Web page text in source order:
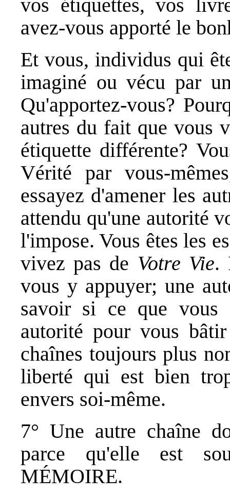
vos étiquettes, vos
avez-vous apporté le
Et vous, individus qui
imaginé ou vécu par
Qu'apportez-vous?
autres du fait que vous
étiquette différente?
Vérité par vous-
essayez d'amener les
attendu qu'une autorité
l'impose. Vous êtes les
vivez pas de Votre Vie.
vous y appuyer; une
savoir si ce que
autorité pour vous
chaînes toujours plus
liberté qui est bien
envers soi-même.
7° Une autre chaîne
parce qu'elle est
MÉMOIRE.